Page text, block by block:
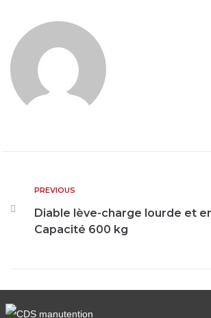
PREVIOUS
Diable lève-charge lourde et
Capacité 600 kg